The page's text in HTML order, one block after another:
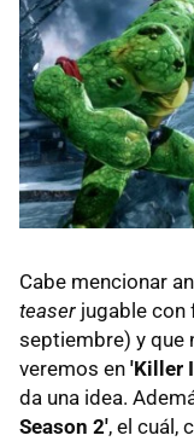
Cabe mencionar
teaser jugable con
septiembre) y que
veremos en 'Killer
da una idea.
Season 2', el cuál,